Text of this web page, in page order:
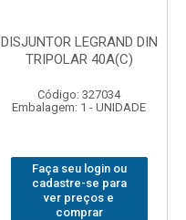
DISJUNTOR LEGRAND DIN
TRIPOLAR 40A(C)
Código: 327034
Embalagem: 1 - UNIDADE
Faça seu login ou
cadastre-se para
ver preços e
comprar